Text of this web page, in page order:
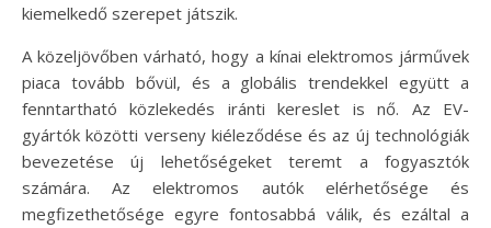
kiemelkedő szerepet játszik.
A közeljövőben várható, hogy a kínai elektromos járművek
piaca tovább bővül, és a globális trendekkel együtt a
fenntartható közlekedés iránti kereslet is nő. Az EV-
gyártók közötti verseny kiéleződése és az új technológiák
bevezetése új lehetőségeket teremt a fogyasztók
számára. Az elektromos autók elérhetősége és
megfizethetősége egyre fontosabbá válik, és ezáltal a